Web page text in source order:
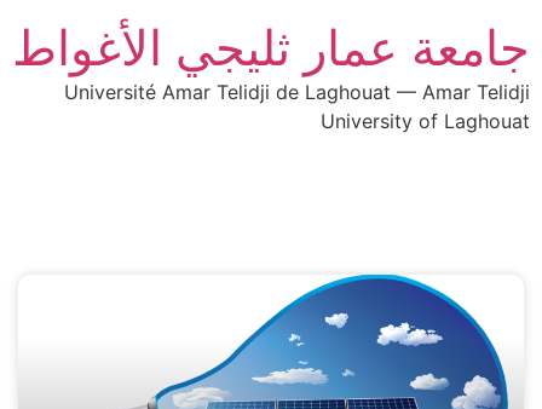
جامعة عمار ثليجي الأغواط
Université Amar Telidji de Laghouat — Amar Telidji
University of Laghouat